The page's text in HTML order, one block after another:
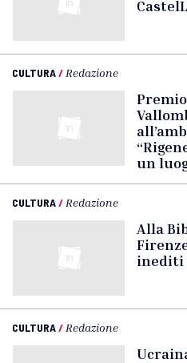
CULTURA/ Redazione
un
CULTURA/ Redazione
Alla
inediti
CULTURA/ Redazione